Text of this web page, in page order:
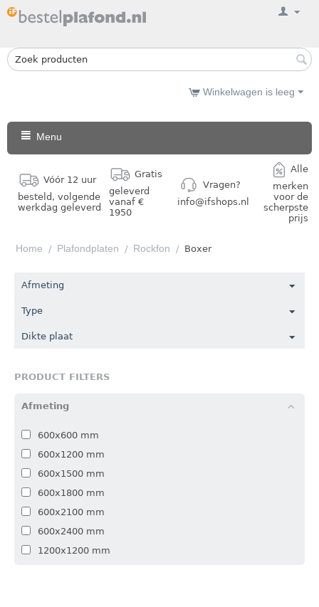
Winkelwagen is leeg
Menu
Vóór 12 uur
besteld, volgende
werkdag geleverd
Gratis
geleverd
vanaf €
1950
Vragen?
info@ifshops.nl
Alle
merken
voor de
scherpste
prijs
Home / Plafondplaten / Rockfon / Boxer
Afmeting
Type
Dikte plaat
PRODUCT FILTERS
Afmeting
600x600 mm
600x1200 mm
600x1500 mm
600x1800 mm
600x2100 mm
600x2400 mm
1200x1200 mm